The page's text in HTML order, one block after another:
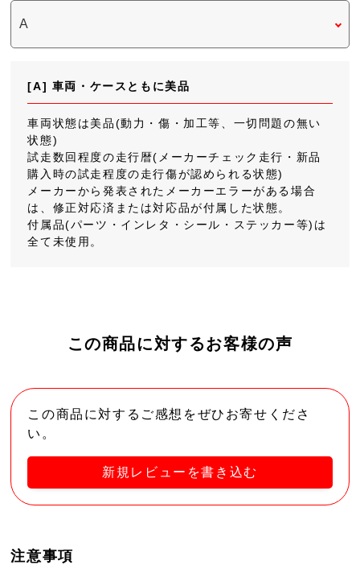
[A] 車両・ケースともに美品
車両状態は美品(動力・傷・加工等、一切問題の無い
状態)
試走数回程度の走行暦(メーカーチェック走行・新品
購入時の試走程度の走行傷が認められる状態)
メーカーから発表されたメーカーエラーがある場合
は、修正対応済または対応品が付属した状態。
付属品(パーツ・インレタ・シール・ステッカー等)は
全て未使用。
この商品に対するお客様の声
この商品に対するご感想をぜひお寄せくださ
い。
新規レビューを書き込む
注意事項